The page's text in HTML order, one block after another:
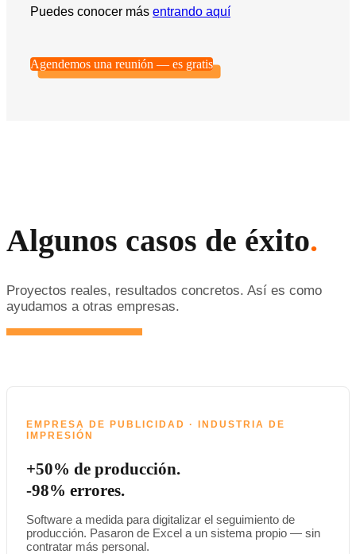
Puedes conocer más entrando aquí
Agendemos una reunión — es gratis
Algunos casos de éxito.
Proyectos reales, resultados concretos. Así es como
ayudamos a otras empresas.
EMPRESA DE PUBLICIDAD · INDUSTRIA DE
IMPRESIÓN
+50% de producción.
-98% errores.
Software a medida para digitalizar el seguimiento de
producción. Pasaron de Excel a un sistema propio — sin
contratar más personal.